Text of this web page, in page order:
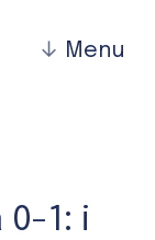
↓ Menu
1: i